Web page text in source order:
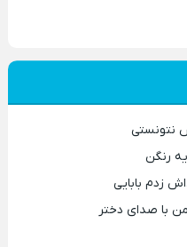
نتونستی
رنگن
زدم بابایی
با صدای دختر